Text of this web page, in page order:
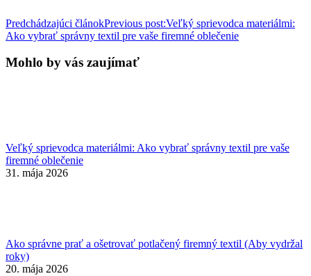
Predchádzajúci článokPrevious post:Veľký sprievodca materiálmi:
Ako vybrať správny textil pre vaše firemné oblečenie
Mohlo by vás zaujímať
Veľký sprievodca materiálmi: Ako vybrať správny textil pre vaše
firemné oblečenie
31. mája 2026
Ako správne prať a ošetrovať potlačený firemný textil (Aby vydržal
roky)
20. mája 2026